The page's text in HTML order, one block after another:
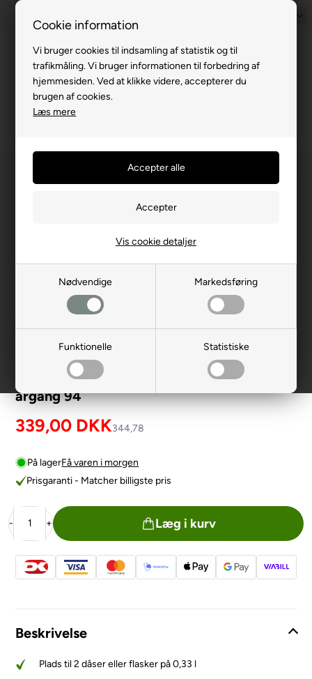
Cookie information
Vi bruger cookies til indsamling af statistik og til
trafikmåling. Vi bruger informationen til forbedring af
hjemmesiden. Ved at klikke videre, accepterer du
brugen af cookies.
Læs mere
Nødvendige Markedsføring
Funktionelle Statistiske
Vis cookie detaljer
Billig
Menu
Instrumentbrætbakke til Fiat Ducato fra
årgang 94
339,00 DKK344,78
På lagerFå varen i morgen
Prisgaranti - Matcher billigste pris
- + Læg i kurv
Beskrivelse
Plads til 2 dåser eller flasker på 0,33 l